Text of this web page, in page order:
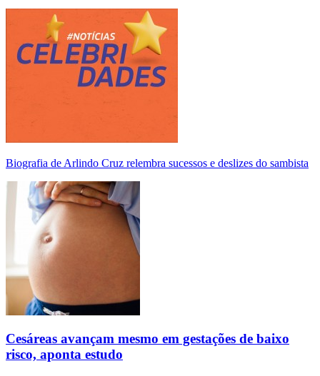
Biografia de Arlindo Cruz relembra sucessos e deslizes do sambista
Cesáreas avançam mesmo em gestações de baixo
risco, aponta estudo